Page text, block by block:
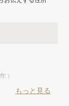
）
もっと見る